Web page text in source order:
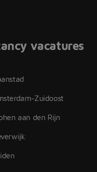
vacatures
Zuidoost
aan den Rijn